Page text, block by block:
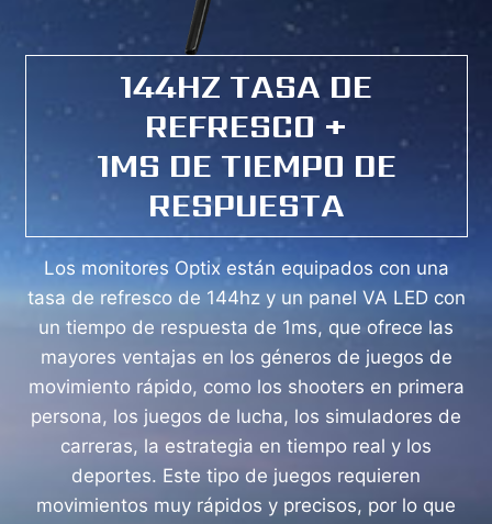
144HZ TASA DE
REFRESCO +
1MS DE TIEMPO DE
RESPUESTA
Los monitores Optix están equipados con una
tasa de refresco de 144hz y un panel VA LED con
un tiempo de respuesta de 1ms, que ofrece las
mayores ventajas en los géneros de juegos de
movimiento rápido, como los shooters en primera
persona, los juegos de lucha, los simuladores de
carreras, la estrategia en tiempo real y los
deportes. Este tipo de juegos requieren
movimientos muy rápidos y precisos, por lo que